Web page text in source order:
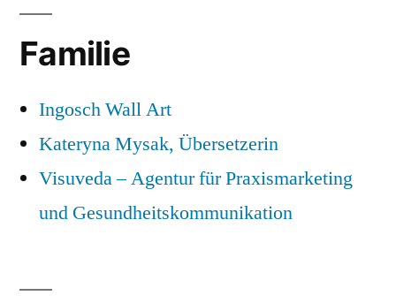
Familie
Ingosch Wall Art
Kateryna Mysak, Übersetzerin
Visuveda – Agentur für Praxismarketing
und Gesundheitskommunikation